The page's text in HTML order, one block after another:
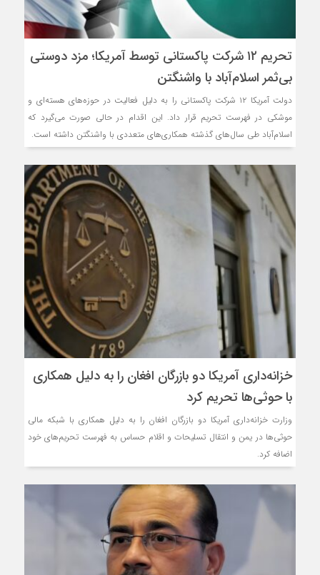
تحریم ۱۲ شرکت پاکستانی توسط آمریکا؛ مزد دوستی
بی‌ثمر اسلام‌آباد با واشنگتن
دولت آمریکا ۱۲ شرکت پاکستانی را به دلیل فعالیت در حوزه‌های هسته‌ای و
موشکی در فهرست تحریم قرار داد. این اقدام در حالی صورت می‌گیرد که
اسلام‌آباد طی سال‌های گذشته همکاری‌های متعددی با واشنگتن داشته است.
خزانه‌داری آمریکا دو بازرگان افغان را به دلیل همکاری
با حوثی‌ها تحریم کرد
وزارت خزانه‌داری آمریکا دو بازرگان افغان را به دلیل همکاری با شبکه مالی
حوثی‌ها در یمن و انتقال تسلیحات و اقلام حساس به فهرست تحریم‌های خود
اضافه کرد.